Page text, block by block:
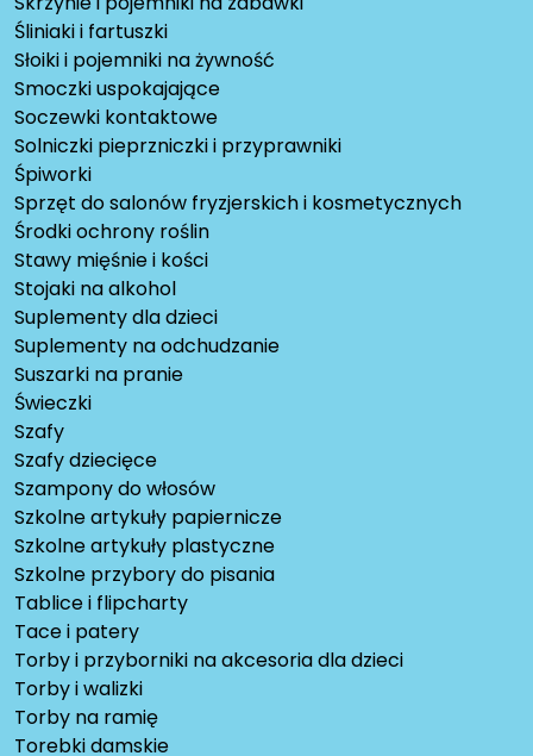
Śliniaki i fartuszki
Słoiki i pojemniki na żywność
Smoczki uspokajające
Soczewki kontaktowe
Solniczki pieprzniczki i przyprawniki
Śpiworki
Sprzęt do salonów fryzjerskich i kosmetycznych
Środki ochrony roślin
Stawy mięśnie i kości
Stojaki na alkohol
Suplementy dla dzieci
Suplementy na odchudzanie
Suszarki na pranie
Świeczki
Szafy
Szafy dziecięce
Szampony do włosów
Szkolne artykuły papiernicze
Szkolne artykuły plastyczne
Szkolne przybory do pisania
Tablice i flipcharty
Tace i patery
Torby i przyborniki na akcesoria dla dzieci
Torby i walizki
Torby na ramię
Torebki damskie